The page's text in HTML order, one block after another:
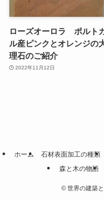
ローズオーロラ ポルト
ル産ピンクとオレンジの
理石のご紹介
2022年11月12日
ホーム 石材表面加工の種類
森と木の物語
©世界の建築